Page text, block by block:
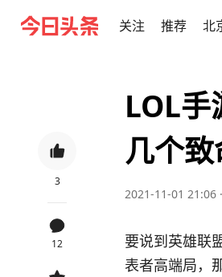
关注 推荐 北
3
12
LOL手
几个
2021-11-01 21:06 ·
要说到英雄联
表者高端局，